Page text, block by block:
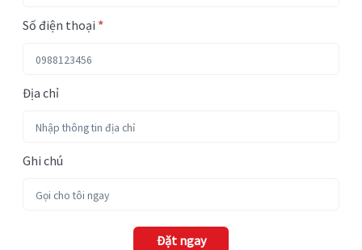
Số điện thoại *
Địa chỉ
Ghi chú
Đặt ngay